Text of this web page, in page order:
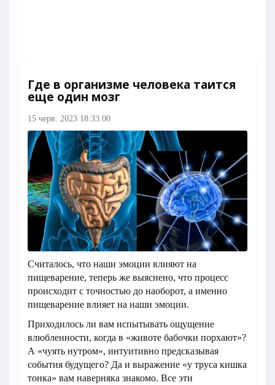
Где в организме человека таится
еще один мозг
15 черв. 2023 18:33:00
Считалось, что наши эмоции влияют на
пищеварение, теперь же выяснено, что процесс
происходит с точностью до наоборот, а именно
пищеварение влияет на наши эмоции.
Приходилось ли вам испытывать ощущение
влюбленности, когда в «животе бабочки порхают»?
А «чуять нутром», интуитивно предсказывая
события будущего? Да и выражение «у труса кишка
тонка» вам наверняка знакомо. Все эти